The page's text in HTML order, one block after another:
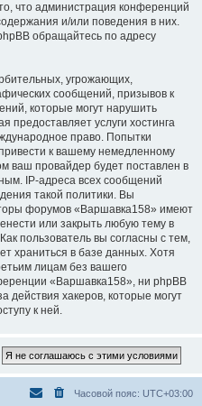
что администрация конференций
и/или поведения в них.
обращайтесь по адресу
угрожающих,
сообщений, призывов к
которые могут нарушить
предоставляет услуги хостинга
право. Попытки
к вашему немедленному
ваш провайдер будет поставлен в
IP-адреса всех сообщений
такой политики. Вы
форумов «Варшавка158» имеют
или закрыть любую тему в
пользователь вы согласны с тем,
храниться в базе данных. Хотя
лицам без вашего
«Варшавка158», ни phpBB
действия хакеров, которые могут
к ней.
Часовой пояс: UTC+03:00